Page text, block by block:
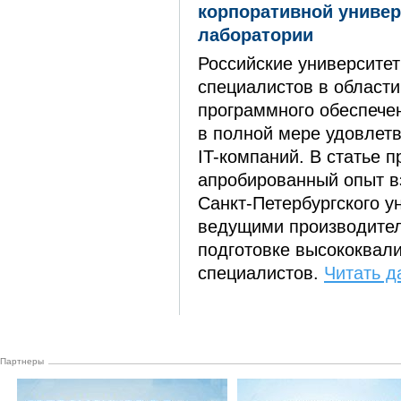
корпоративной
лаборатории
Российские
специалистов в
программного
в полной мере
IT-компаний. В статье
апробированный опыт
Санкт-Петербургского
ведущими
подготовке
специалистов. Читать
Партнеры